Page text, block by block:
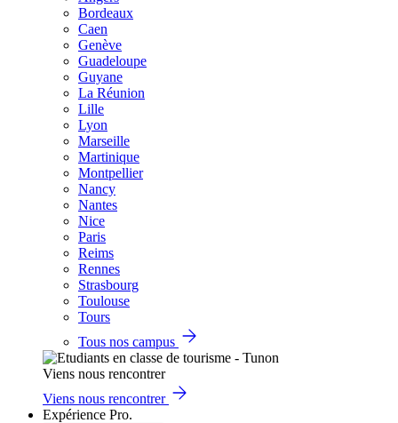
Bordeaux
Caen
Genève
Guadeloupe
Guyane
La Réunion
Lille
Lyon
Marseille
Martinique
Montpellier
Nancy
Nantes
Nice
Paris
Reims
Rennes
Strasbourg
Toulouse
Tours
Tous nos campus
Viens nous rencontrer
Viens nous rencontrer
Expérience Pro.